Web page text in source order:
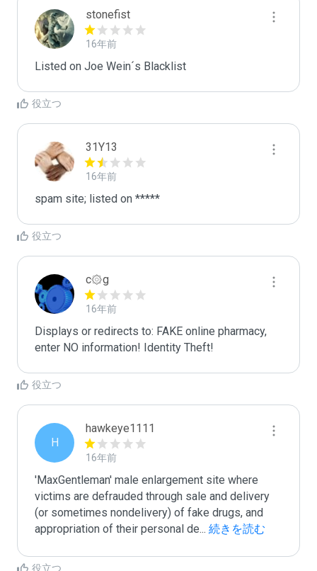
stonefist
16年前
Listed on Joe Wein´s Blacklist
役立つ
31Y13
16年前
spam site; listed on *****
役立つ
c۞g
16年前
Displays or redirects to: FAKE online pharmacy,
enter NO information! Identity Theft!
役立つ
H
hawkeye1111
16年前
'MaxGentleman' male enlargement site where
victims are defrauded through sale and delivery
(or sometimes nondelivery) of fake drugs, and
appropriation of their personal de... 続きを読む
役立つ